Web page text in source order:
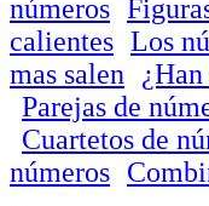
números
calientes Los
mas salen
Parejas de
Cuartetos de
números